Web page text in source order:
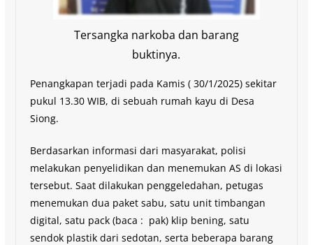
Tersangka narkoba dan barang
buktinya.
Penangkapan terjadi pada Kamis ( 30/1/2025) sekitar
pukul 13.30 WIB, di sebuah rumah kayu di Desa
Siong.
Berdasarkan informasi dari masyarakat, polisi
melakukan penyelidikan dan menemukan AS di lokasi
tersebut. Saat dilakukan penggeledahan, petugas
menemukan dua paket sabu, satu unit timbangan
digital, satu pack (baca : pak) klip bening, satu
sendok plastik dari sedotan, serta beberapa barang